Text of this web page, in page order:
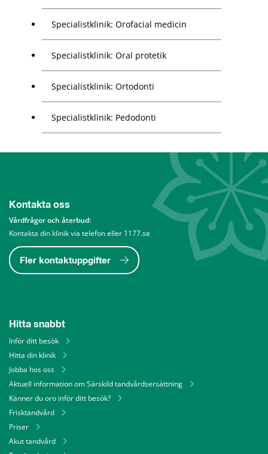
Specialistklinik: Orofacial medicin
Specialistklinik: Oral protetik
Specialistklinik: Ortodonti
Specialistklinik: Pedodonti
Kontakta oss
Vårdfrågor och återbud:
Kontakta din klinik via telefon eller 1177.se
Fler kontaktuppgifter
Hitta snabbt
Inför ditt besök
Hitta din klinik
Jobba hos oss
Aktuell information om Särskild tandvårdsersättning
Känner du oro inför ditt besök?
Frisktandvård
Priser
Akut tandvård